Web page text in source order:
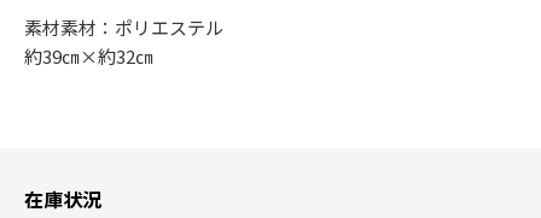
素材素材：ポリエステル
約39㎝×約32㎝
在庫状況